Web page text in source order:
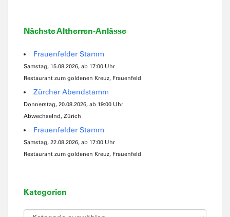
Nächste Altherren-Anlässe
Frauenfelder Stamm
Samstag, 15.08.2026, ab 17:00 Uhr
Restaurant zum goldenen Kreuz, Frauenfeld
Zürcher Abendstamm
Donnerstag, 20.08.2026, ab 19:00 Uhr
Abwechselnd, Zürich
Frauenfelder Stamm
Samstag, 22.08.2026, ab 17:00 Uhr
Restaurant zum goldenen Kreuz, Frauenfeld
Kategorien
Kategorien